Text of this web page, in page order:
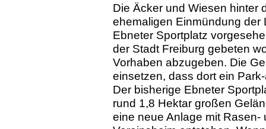
Die Äcker und Wiesen hinter
ehemaligen Einmündung der
Ebneter Sportplatz
der Stadt Freiburg gebeten
Vorhaben abzugeben. Die
einsetzen, dass dort ein
Der bisherige Ebneter
rund 1,8 Hektar großen
eine neue Anlage mit